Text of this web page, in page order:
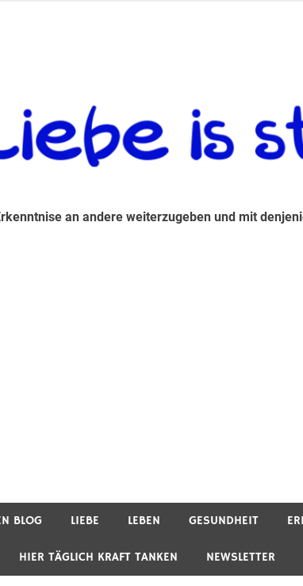
an andere weiterzugeben und mit
BLOG LIEBE LEBEN GESUNDHEIT
HIER TÄGLICH KRAFT TANKEN NEWSLETTER